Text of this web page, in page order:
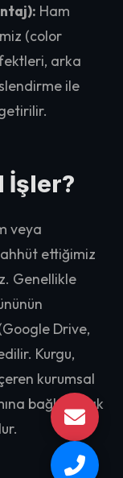
Ham
(color
arka
ile
İşler?
veya
ettiğimiz
Genellikle
Drive,
Kurgu,
kurumsal
bağlı olarak